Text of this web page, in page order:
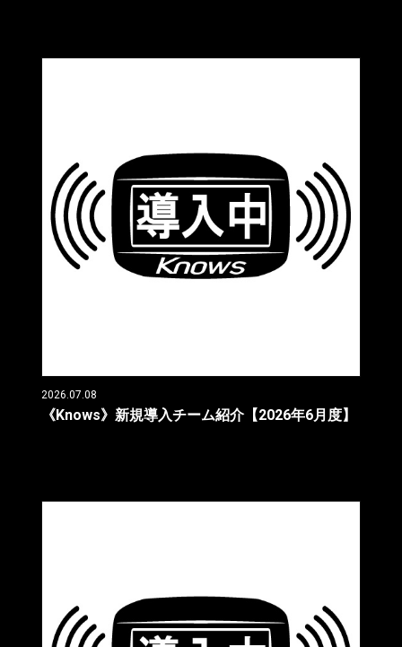
2026.07.08
《Knows》新規導入チーム紹介【2026年6月度】